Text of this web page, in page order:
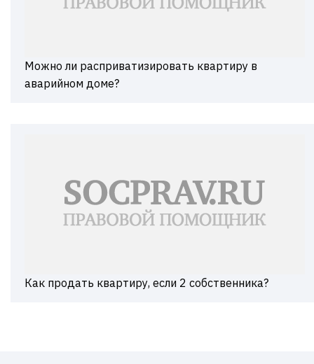
Можно ли расприватизировать квартиру в
аварийном доме?
Как продать квартиру, если 2 собственника?